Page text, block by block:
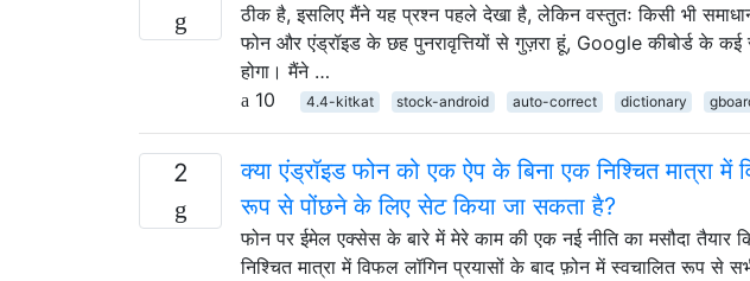
ठीक है, इसलिए मैंने यह प्रश्न पहले देखा है, लेकिन वस्तुतः किसी भी
फोन और एंड्रॉइड के छह पुनरावृत्तियों से गुज़रा हूं, Google कीबोर्ड के कई
होगा। मैंने …
10
4.4-kitkat stock-android auto-correct dictionary
2
क्या एंड्रॉइड फोन को एक ऐप के बिना एक निश्चित मात्रा
रूप से पोंछने के लिए सेट किया जा सकता है?
फोन पर ईमेल एक्सेस के बारे में मेरे काम की एक नई नीति का मसौदा तैयार
निश्चित मात्रा में विफल लॉगिन प्रयासों के बाद फ़ोन में स्वचालित रूप